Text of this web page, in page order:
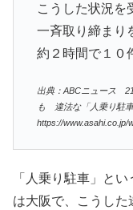
こうした状況を
一斉取り締まり
約２時間で１０
出典：ABCニュース
も 違法な「人乗り駐
https://www.asahi.co.jp/
「人乗り駐車」と
は大阪で、こうし